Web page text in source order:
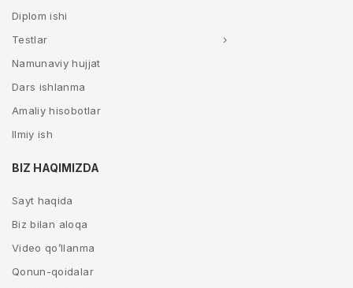
Diplom ishi
Testlar
Namunaviy hujjat
Dars ishlanma
Amaliy hisobotlar
Ilmiy ish
BIZ HAQIMIZDA
Sayt haqida
Biz bilan aloqa
Video qo’llanma
Qonun-qoidalar